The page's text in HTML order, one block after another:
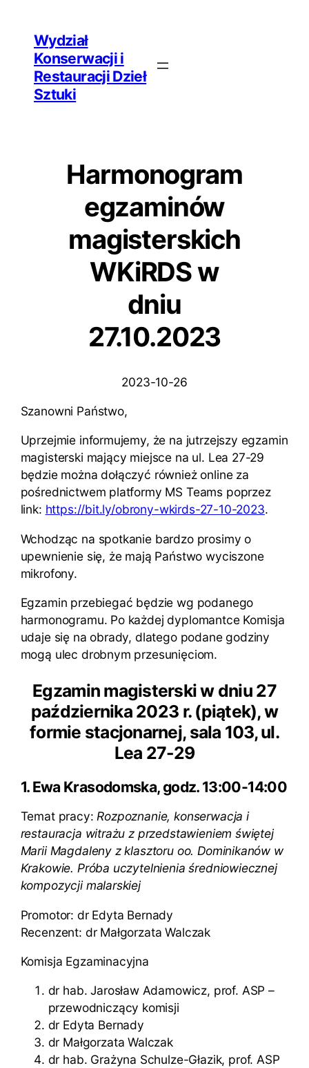
Wydział
Konserwacji i
Restauracji Dzieł
Sztuki
Harmonogram
egzaminów
magisterskich
WKiRDS w
dniu
27.10.2023
2023-10-26
Szanowni Państwo,
Uprzejmie informujemy, że na jutrzejszy egzamin
magisterski mający miejsce na ul. Lea 27-29
będzie można dołączyć również online za
pośrednictwem platformy MS Teams poprzez
link: https://bit.ly/obrony-wkirds-27-10-2023.
Wchodząc na spotkanie bardzo prosimy o
upewnienie się, że mają Państwo wyciszone
mikrofony.
Egzamin przebiegać będzie wg podanego
harmonogramu. Po każdej dyplomantce Komisja
udaje się na obrady, dlatego podane godziny
mogą ulec drobnym przesunięciom.
Egzamin magisterski w dniu 27
października 2023 r. (piątek), w
formie stacjonarnej, sala 103, ul.
Lea 27-29
1. Ewa Krasodomska, godz. 13:00-14:00
Temat pracy:Rozpoznanie, konserwacja i
restauracja witrażu z przedstawieniem świętej
Marii Magdaleny z klasztoru oo. Dominikanów w
Krakowie. Próba uczytelnienia średniowiecznej
kompozycji malarskiej
Promotor: dr Edyta Bernady
Recenzent: dr Małgorzata Walczak
Komisja Egzaminacyjna
dr hab. Jarosław Adamowicz, prof. ASP –
przewodniczący komisji
dr Edyta Bernady
dr Małgorzata Walczak
dr hab. Grażyna Schulze-Głazik, prof. ASP